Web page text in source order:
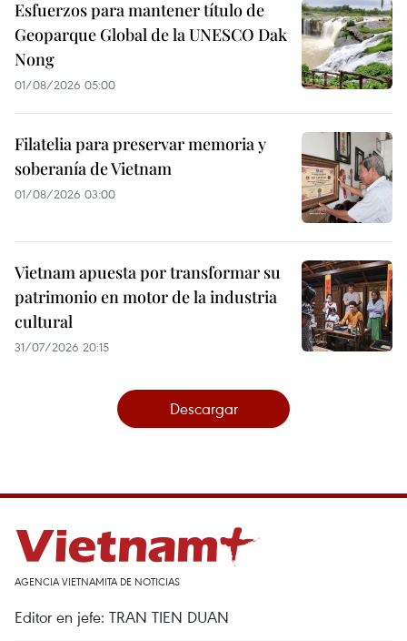
Esfuerzos para mantener título de
Geoparque Global de la UNESCO Dak
Nong
01/08/2026 05:00
Filatelia para preservar memoria y
soberanía de Vietnam
01/08/2026 03:00
Vietnam apuesta por transformar su
patrimonio en motor de la industria
cultural
31/07/2026 20:15
Descargar
AGENCIA VIETNAMITA DE NOTICIAS
Editor en jefe: TRAN TIEN DUAN